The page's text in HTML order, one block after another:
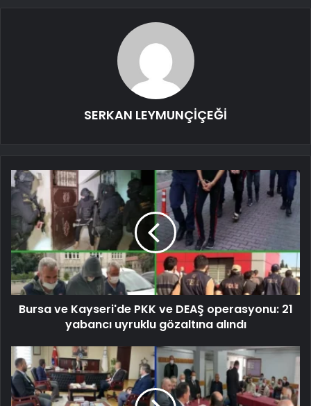
SERKAN LEYMUNÇİÇEĞİ
Bursa ve Kayseri'de PKK ve DEAŞ operasyonu: 21
yabancı uyruklu gözaltına alındı